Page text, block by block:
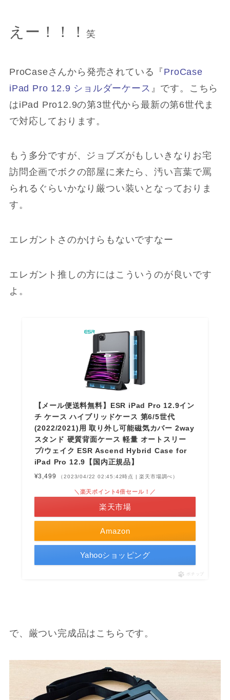
えー！！！ 笑
ProCaseさんから発売されている『 ProCase
iPad Pro 12.9 ショルダーケース 』です。こちら
はiPad Pro12.9の第3世代から最新の第6世代ま
で対応しております。
もう多分ですが、ジョブズがもしいきなりお宅
訪問企画でボクの部屋に来たら、汚い言葉で罵
られるぐらいかなり厳つい装いとなっておりま
す。
エレガントさのかけらもないですなー
エレガント推しの方にはこういうのが良いです
よ。
【メール便送料無料】ESR iPad Pro 12.9イン
チ ケース ハイブリッドケース 第6/5世代
(2022/2021)用 取り外し可能磁気カバー 2way
スタンド 硬質背面ケース 軽量 オートスリー
プ/ウェイク ESR Ascend Hybrid Case for
iPad Pro 12.9【国内正規品】
¥3,499 （2023/04/22 02:45:42時点 | 楽天市場調べ）
Amazon
＼楽天ポイント4倍セール！／
楽天市場
Yahooショッピング
ポチップ
で、厳つい完成品はこちらです。